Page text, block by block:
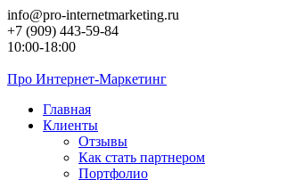
Перейти
к
контенту
info@pro-internetmarketing.ru
+7 (909) 443-59-84
10:00-18:00
Про Интернет-Маркетинг
Главная
Клиенты
Отзывы
Как стать партнером
Портфолио